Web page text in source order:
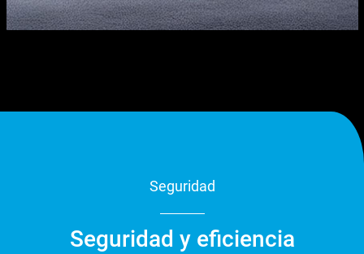
Seguridad
Seguridad y eficiencia